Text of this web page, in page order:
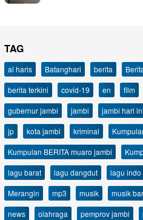
TAG
al haris Batanghari berita
berita terkini
covid-19 en film
gubernur jambi
jambi jambi hari ini
jp
kota jambi kriminal
Kumpulan BERITA muaro jambi
lagu barat
lagu dangdut lagu indo
Merangin
mp3 musik musik
news
olahraga pemprov jambi